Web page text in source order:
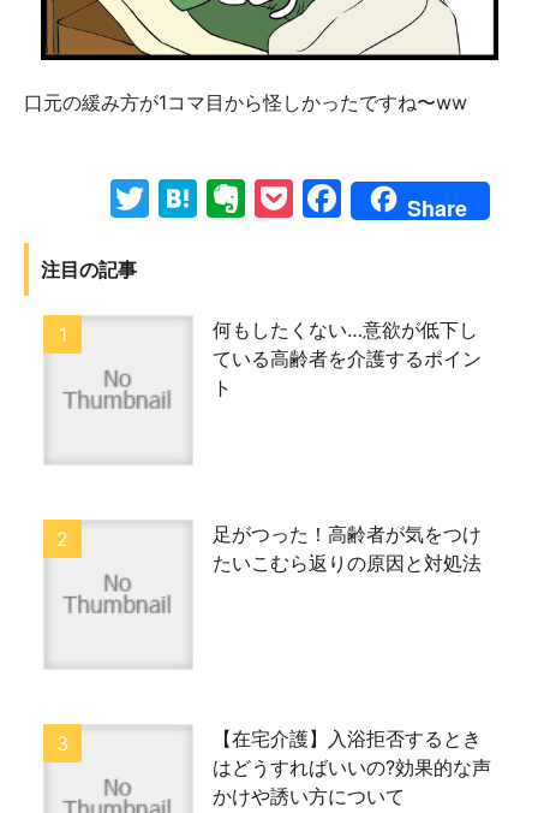
口元の緩み方が1コマ目から怪しかったですね〜ww
Twitter
Hatena
Evernote
Pocket
Facebook
Share
注目の記事
何もしたくない…意欲が低下し
ている高齢者を介護するポイン
ト
足がつった！高齢者が気をつけ
たいこむら返りの原因と対処法
【在宅介護】入浴拒否するとき
はどうすればいいの?効果的な声
かけや誘い方について